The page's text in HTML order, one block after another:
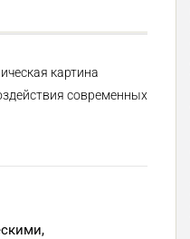
картина
современных